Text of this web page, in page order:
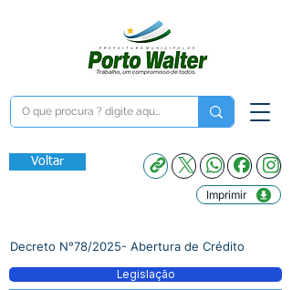
Voltar
Imprimir
Decreto N°78/2025- Abertura de Crédito
Legislação